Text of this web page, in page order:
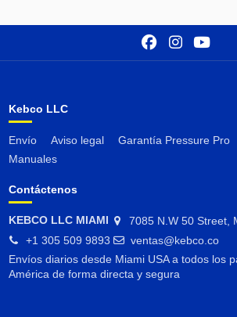
Kebco LLC
Envío Aviso legal Garantía Pressure Pro
Manuales
Contáctenos
KEBCO LLC MIAMI
7085 N.W 50 Street,
+1 305 509 9893
ventas@kebco.co
Envíos diarios desde Miami USA a todos los
América de forma directa y segura